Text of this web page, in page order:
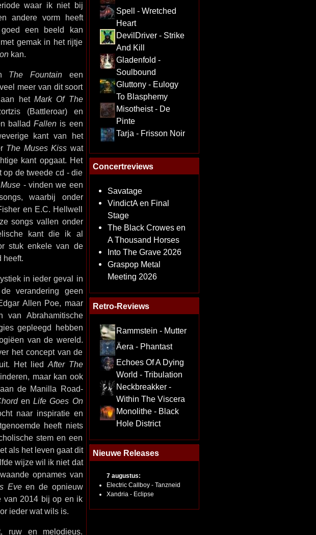
waar ik niet bij
andere vorm heeft
een beeld kan
gemak in het rijtje
kan.
The Fountaineen
meer van dit soort
het Mark Of The
(Battleroar) en
ballad Fallen is een
kant van het
The Muses Kiss wat
kant opgaat. Het
op de tweede cd - die
- vinden we een
waarbij onder
en E.C. Hellwell
songs vallen onder
kant die ik al
stuk enkele van de
heeft.
in ieder geval in
verandering geen
Allen Poe, maar
van Abrahamitische
gepleegd hebben
van de wereld.
het concept van de
Het lied After The
maar kan ook
de Manilla Road-
enLife Goes On
naar inspiratie en
heeft niets
stem en een
als het leven gaat dit
wijze wil ik niet dat
opnames van
Eveen de opnieuw
van 2014 bij op en ik
ieder wat wils is.
ruw en melodieus.
Spell - Wretched
Heart
DevilDriver - Strike
And Kill
Gladenfold -
Soulbound
Gluttony - Eulogy
To Blasphemy
Misotheist - De
Pinte
Tarja - Frisson Noir
Concertreviews
Savatage
VindictA en Final
Stage
The Black Crowes en
A Thousand Horses
Into The Grave 2026
Graspop Metal
Meeting 2026
Retro-Reviews
Rammstein - Mutter
Äera - Phantast
Echoes Of A Dying
World - Tribulation
Neckbreakker -
Within The Viscera
Monolithe - Black
Hole District
Nieuwe Releases
7 augustus:
Electric Callboy - Tanzneid
Xandria - Eclipse